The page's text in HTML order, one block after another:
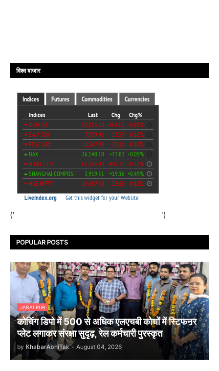
विश्व बाजार
(' ')
POPULAR POSTS
JABALPUR
कोचिंग डिपो में 500 से अधिक एलएचबी कोचों में स्टिफऩर
प्लेट लगाकर संरक्षा सुदृढ़, रेल कर्मचारी पुरस्कृत
by KhabarAbhiTak - August 04, 2026